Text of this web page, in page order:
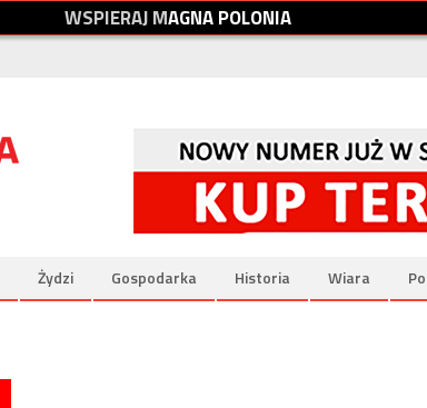
WSPIERAJMAGNAPOLONIA
Żydzi Gospodarka Historia Wiara